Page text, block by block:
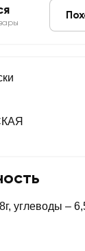
углеводы –